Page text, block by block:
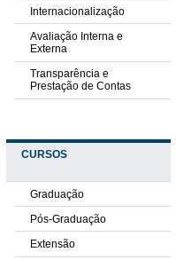
Internacionalização
Avaliação Interna e
Externa
Transparência e
Prestação de Contas
CURSOS
Graduação
Pós-Graduação
Extensão